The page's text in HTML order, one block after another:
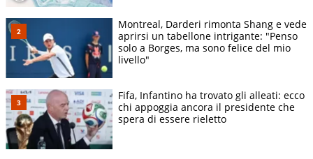
Montreal, Darderi rimonta Shang e vede
aprirsi un tabellone intrigante: "Penso
solo a Borges, ma sono felice del mio
livello"
Fifa, Infantino ha trovato gli alleati: ecco
chi appoggia ancora il presidente che
spera di essere rieletto